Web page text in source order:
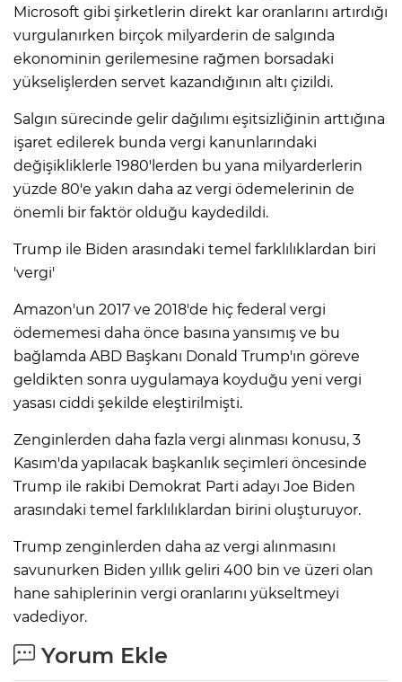
Microsoft gibi şirketlerin direkt kar oranlarını artırdığı
vurgulanırken birçok milyarderin de salgında
ekonominin gerilemesine rağmen borsadaki
yükselişlerden servet kazandığının altı çizildi.
Salgın sürecinde gelir dağılımı eşitsizliğinin arttığına
işaret edilerek bunda vergi kanunlarındaki
değişikliklerle 1980'lerden bu yana milyarderlerin
yüzde 80'e yakın daha az vergi ödemelerinin de
önemli bir faktör olduğu kaydedildi.
Trump ile Biden arasındaki temel farklılıklardan biri
'vergi'
Amazon'un 2017 ve 2018'de hiç federal vergi
ödememesi daha önce basına yansımış ve bu
bağlamda ABD Başkanı Donald Trump'ın göreve
geldikten sonra uygulamaya koyduğu yeni vergi
yasası ciddi şekilde eleştirilmişti.
Zenginlerden daha fazla vergi alınması konusu, 3
Kasım'da yapılacak başkanlık seçimleri öncesinde
Trump ile rakibi Demokrat Parti adayı Joe Biden
arasındaki temel farklılıklardan birini oluşturuyor.
Trump zenginlerden daha az vergi alınmasını
savunurken Biden yıllık geliri 400 bin ve üzeri olan
hane sahiplerinin vergi oranlarını yükseltmeyi
vadediyor.
Yorum Ekle